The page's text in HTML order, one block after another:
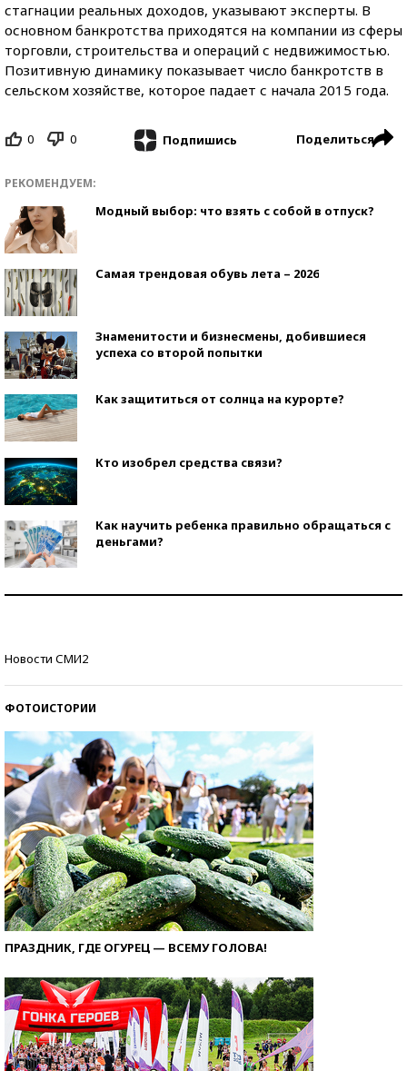
стагнации реальных доходов, указывают эксперты. В
основном банкротства приходятся на компании из сферы
торговли, строительства и операций с недвижимостью.
Позитивную динамику показывает число банкротств в
сельском хозяйстве, которое падает с начала 2015 года.
0 0 Подпишись Поделиться
РЕКОМЕНДУЕМ:
Модный выбор: что взять с собой в отпуск?
Самая трендовая обувь лета – 2026
Знаменитости и бизнесмены, добившиеся
успеха со второй попытки
Как защититься от солнца на курорте?
Кто изобрел средства связи?
Как научить ребенка правильно обращаться с
деньгами?
Новости СМИ2
ФОТОИСТОРИИ
ПРАЗДНИК, ГДЕ ОГУРЕЦ — ВСЕМУ ГОЛОВА!